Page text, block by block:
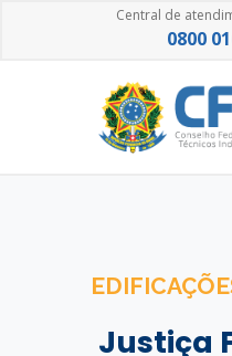
Central de
0800
Justiça